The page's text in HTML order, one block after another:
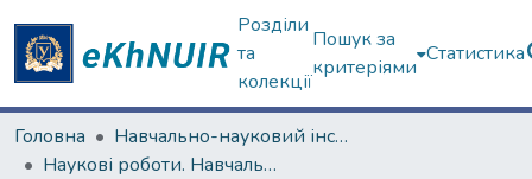
Розділи
та
колекції
Пошук за
критеріями
Статистика
Головна
Навчально-науковий інститут міжнародної освіти
Наукові роботи. Навчально-науковий інститут міжнародної освіти